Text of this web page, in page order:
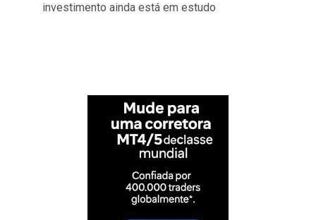
investimento ainda está em estudo